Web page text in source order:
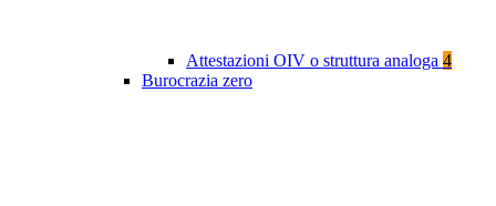
Attestazioni OIV o struttura analoga 4
Burocrazia zero